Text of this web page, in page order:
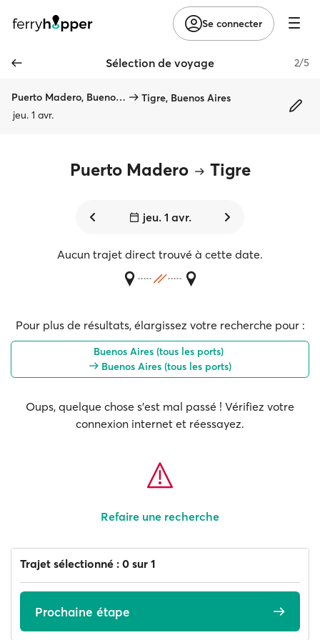
Se connecter
Sélection de voyage 2/5
Puerto Madero, Buenos Aires
Tigre, Buenos Aires
jeu. 1 avr.
Puerto Madero Tigre
jeu. 1 avr.
Aucun trajet direct trouvé à cette date.
Pour plus de résultats, élargissez votre recherche pour :
Buenos Aires (tous les ports)
Buenos Aires (tous les ports)
Oups, quelque chose s'est mal passé ! Vérifiez votre
connexion internet et réessayez.
Refaire une recherche
Trajet sélectionné : 0 sur 1
Prochaine étape